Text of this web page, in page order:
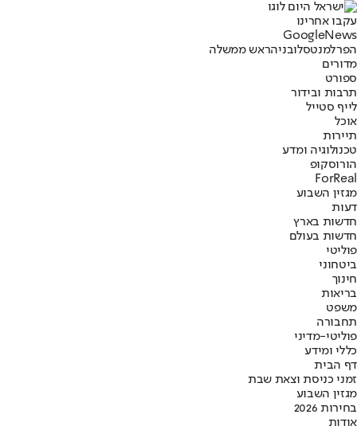
עקבו אחרינו
Googl eNews
הפרלמנטסלובניהראש ממשלה
מדורים
ספורט
תרבות ובידור
לייף סטייל
אוכל
תיירות
טכנולוגיה ומדע
הורוסקופ
ForReal
מגזין השבוע
דעות
חדשות בארץ
חדשות בעולם
פוליטי
ביטחוני
חינוך
בריאות
משפט
תחבורה
פוליטי-מדיני
כללי ומידע
דף הבית
זמני כניסת וצאת שבת
מגזין השבוע
בחירות 2026
אודות